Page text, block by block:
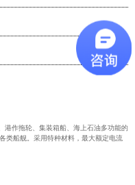
作拖轮、集装箱船、海上石油多功能的
类船舰。采用特种材料，最大额定电流